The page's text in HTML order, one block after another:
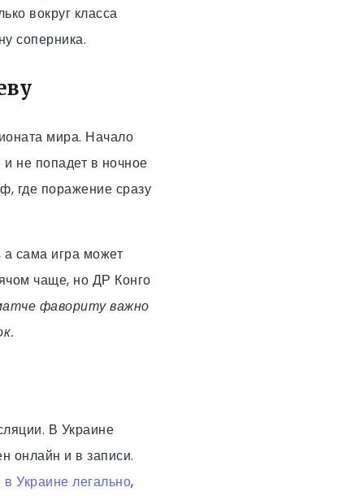
вокруг класса
соперника.
мира. Начало
и не попадет в ночное
где поражение сразу
сама игра может
чаще, но ДР Конго
фавориту важно
В Украине
онлайн и в записи.
Украине легально,